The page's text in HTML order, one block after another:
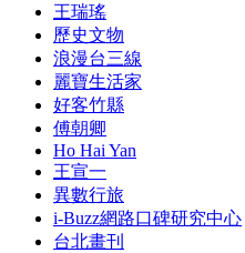
王瑞瑤
歷史文物
浪漫台三線
麗寶生活家
好客竹縣
傅朝卿
Ho Hai Yan
王宣一
異數行旅
i-Buzz網路口碑研究中心
台北畫刊